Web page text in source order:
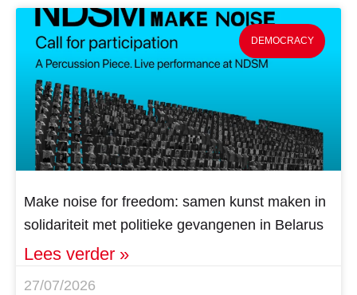
DEMOCRACY
Make noise for freedom: samen kunst maken in
solidariteit met politieke gevangenen in Belarus
Lees verder »
27/07/2026